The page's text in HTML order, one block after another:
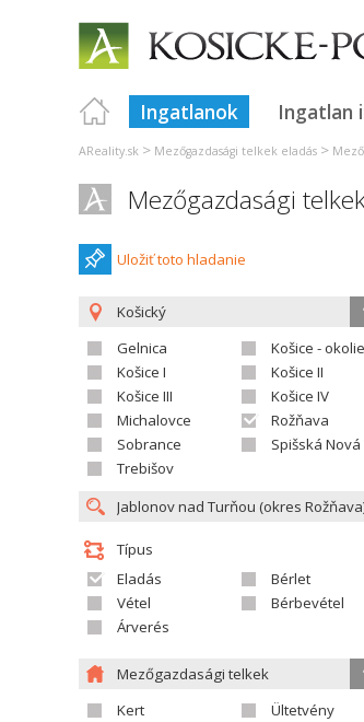
Ingatlanok Ingatlan
AReality.sk > Mezőgazdasági telkek eladás >
Mezőgazdasági
Uložiť toto hladanie
Košický
Gelnica
Košice - okolie
Košice I
Košice II
Košice III
Košice IV
Michalovce
Rožňava
Sobrance
Spišská Nová
Trebišov
Típus
Eladás
Bérlet
Vétel
Bérbevétel
Árverés
Mezőgazdasági telkek
Kert
Ültetvény